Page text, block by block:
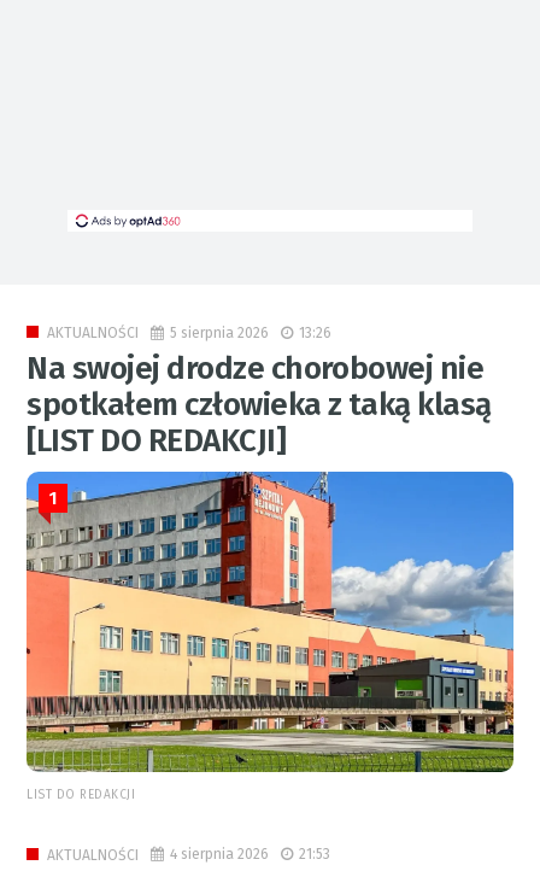
AKTUALNOŚCI 5 sierpnia 2026 13:26
Na swojej drodze chorobowej nie
spotkałem człowieka z taką klasą
[LIST DO REDAKCJI]
1
LIST DO REDAKCJI
AKTUALNOŚCI 4 sierpnia 2026 21:53